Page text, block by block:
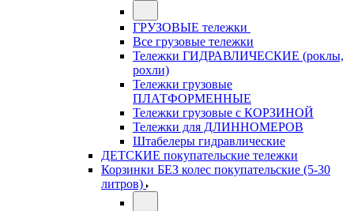
ГРУЗОВЫЕ тележки
Все грузовые тележки
Тележки ГИДРАВЛИЧЕСКИЕ (роклы,
рохли)
Тележки грузовые
ПЛАТФОРМЕННЫЕ
Тележки грузовые с КОРЗИНОЙ
Тележки для ДЛИННОМЕРОВ
Штабелеры гидравлические
ДЕТСКИЕ покупательские тележки
Корзинки БЕЗ колес покупательские (5-30
литров)